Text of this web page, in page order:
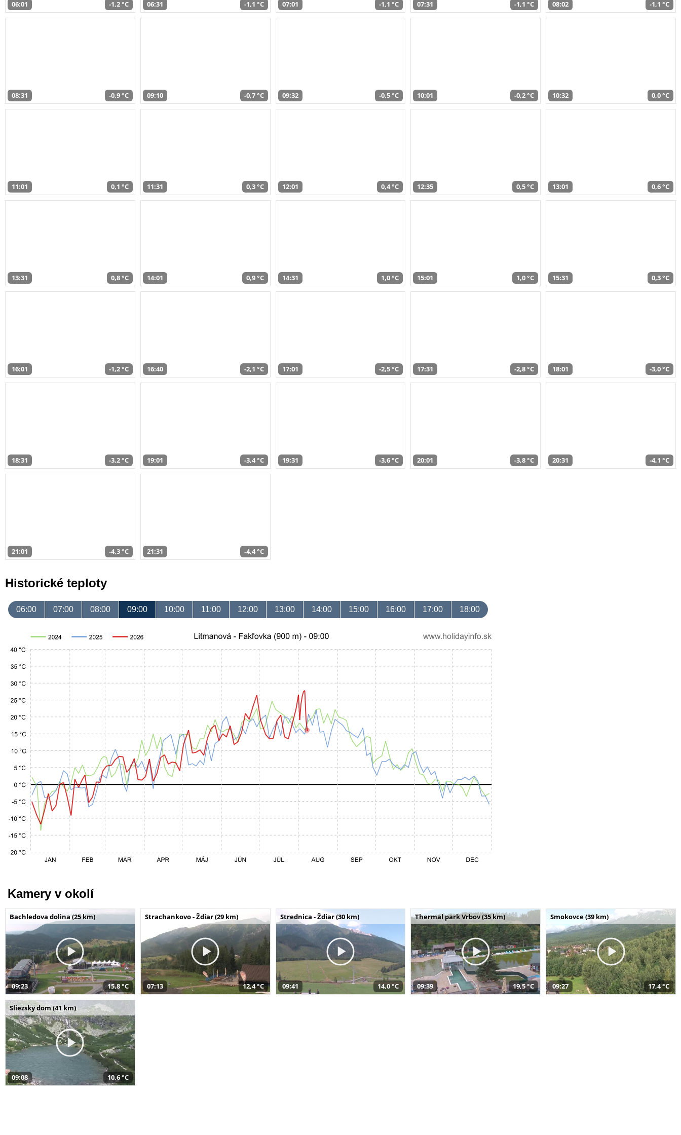
06:01 -1,2 °C 06:31 -1,1 °C 07:01 -1,1 °C 07:31 -1,1 °C 08:02 -1,1 °C
08:31 -0,9 °C 09:10 -0,7 °C 09:32 -0,5 °C 10:01 -0,2 °C 10:32 0,0 °C
11:01 0,1 °C 11:31 0,3 °C 12:01 0,4 °C 12:35 0,5 °C 13:01 0,6 °C
13:31 0,8 °C 14:01 0,9 °C 14:31 1,0 °C 15:01 1,0 °C 15:31 0,3 °C
16:01 -1,2 °C 16:40 -2,1 °C 17:01 -2,5 °C 17:31 -2,8 °C 18:01 -3,0 °C
18:31 -3,2 °C 19:01 -3,4 °C 19:31 -3,6 °C 20:01 -3,8 °C 20:31 -4,1 °C
21:01 -4,3 °C 21:31 -4,4 °C
Historické teploty
06:00 07:00 08:00 09:00 10:00 11:00 12:00 13:00 14:00 15:00 16:00 17:00 18:00
Kamery v okolí
Bachledova dolina (25 km)
09:23 15,8 °C
Strachankovo - Ždiar (29 km)
07:13 12,4 °C
Strednica - Ždiar (30 km)
09:41 14,0 °C
Thermal park Vrbov (35 km)
09:39 19,5 °C
Smokovce (39 km)
09:27 17,4 °C
Sliezsky dom (41 km)
09:08 10,6 °C